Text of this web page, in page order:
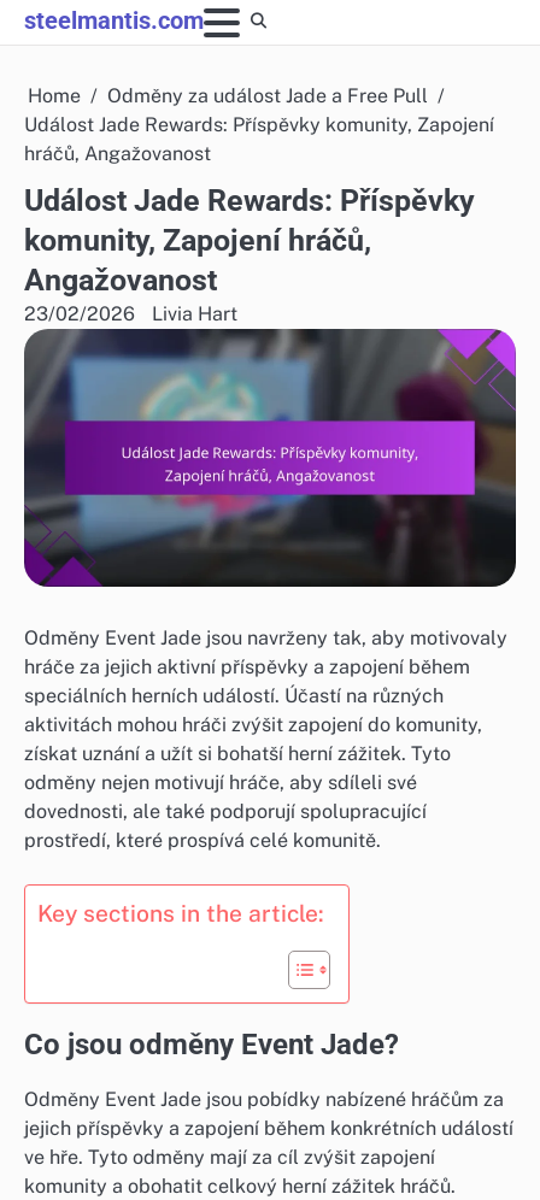
Skip
to
steelmantis.com
Home
Odměny za událost Jade a Free Pull
Událost Jade Rewards: Příspěvky komunity, Zapojení
hráčů, Angažovanost
Událost Jade Rewards: Příspěvky
komunity, Zapojení hráčů,
Angažovanost
23/02/2026 Livia Hart
Odměny Event Jade jsou navrženy tak, aby motivovaly
hráče za jejich aktivní příspěvky a zapojení během
speciálních herních událostí. Účastí na různých
aktivitách mohou hráči zvýšit zapojení do komunity,
získat uznání a užít si bohatší herní zážitek. Tyto
odměny nejen motivují hráče, aby sdíleli své
dovednosti, ale také podporují spolupracující
prostředí, které prospívá celé komunitě.
Key sections in the article:
Co jsou odměny Event Jade?
Odměny Event Jade jsou pobídky nabízené hráčům za
jejich příspěvky a zapojení během konkrétních událostí
ve hře. Tyto odměny mají za cíl zvýšit zapojení
komunity a obohatit celkový herní zážitek hráčů.